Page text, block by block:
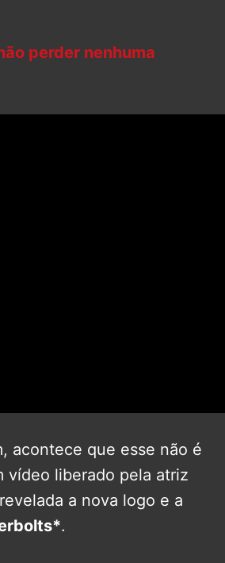
perder nenhuma
acontece que esse não é
vídeo liberado pela atriz
a nova logo e a
.